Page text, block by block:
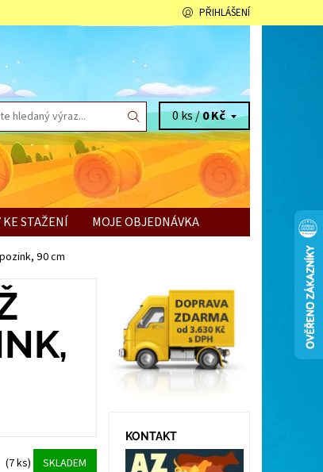
PŘIHLÁŠENÍ
0 ks /0 Kč
STAŽENÍ
MOJE OBJEDNÁVKA
90 cm
(7 ks) SKLADEM
KONTAKT